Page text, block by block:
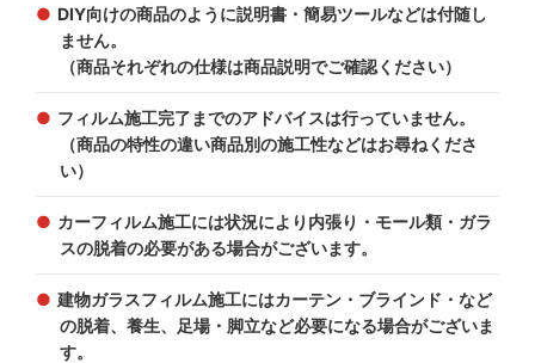
DIY向けの商品のように説明書・簡易ツールなどは付随し
ません。
（商品それぞれの仕様は商品説明でご確認ください）
フィルム施工完了までのアドバイスは行っていません。
（商品の特性の違い商品別の施工性などはお尋ねくださ
い）
カーフィルム施工には状況により内張り・モール類・ガラ
スの脱着の必要がある場合がございます。
建物ガラスフィルム施工にはカーテン・ブラインド・など
の脱着、養生、足場・脚立など必要になる場合がございま
す。